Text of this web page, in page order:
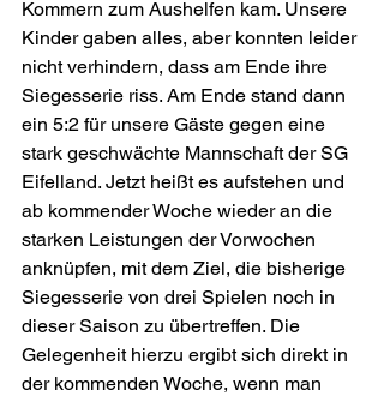
Kommern zum Aushelfen kam. Unsere
Kinder gaben alles, aber konnten leider
nicht verhindern, dass am Ende ihre
Siegesserie riss. Am Ende stand dann
ein 5:2 für unsere Gäste gegen eine
stark geschwächte Mannschaft der SG
Eifelland. Jetzt heißt es aufstehen und
ab kommender Woche wieder an die
starken Leistungen der Vorwochen
anknüpfen, mit dem Ziel, die bisherige
Siegesserie von drei Spielen noch in
dieser Saison zu übertreffen. Die
Gelegenheit hierzu ergibt sich direkt in
der kommenden Woche, wenn man